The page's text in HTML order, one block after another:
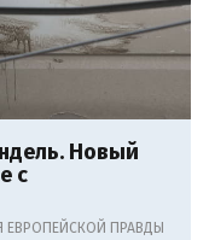
Новый
с
ЕВРОПЕЙСКОЙ ПРАВДЫ